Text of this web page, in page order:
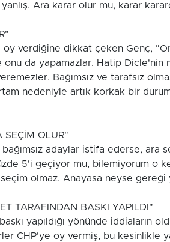
Ara karar olur mu, karar
verdiğine dikkat çeken Genç,
onu da yapamazlar. Hatip
Bağımsız ve tarafsız
nedeniyle artık korkak bir
SEÇİM OLUR"
adaylar istifa ederse, ara
5'i geçiyor mu, bilemiyorum o
olmaz. Anayasa neyse gereği
TARAFINDAN BASKI YAPILDI"
yapıldığı yönünde iddiaların
CHP'ye oy vermiş, bu kesinlikle